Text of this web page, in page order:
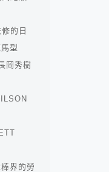
的日
型
岡秀樹
界的勞